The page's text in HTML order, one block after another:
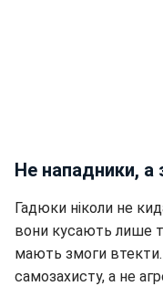
Не нападники, а
Гадюки ніколи не
вони кусають лише
мають змоги
самозахисту, а не